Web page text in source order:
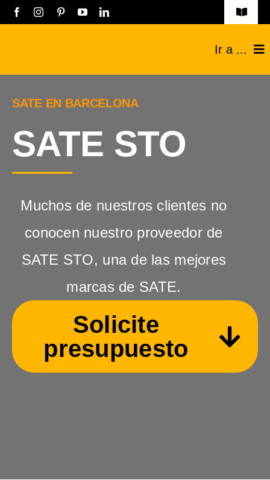
Saltar
Toggle
Listado empresas
Aviso legal
Contacto
Ir a ...
Técnicos
Blog
SATE EN BARCELONA
SATE STO
Muchos de nuestros clientes no
conocen nuestro proveedor de
SATE STO, una de las mejores
marcas de SATE.
Solicite
presupuesto